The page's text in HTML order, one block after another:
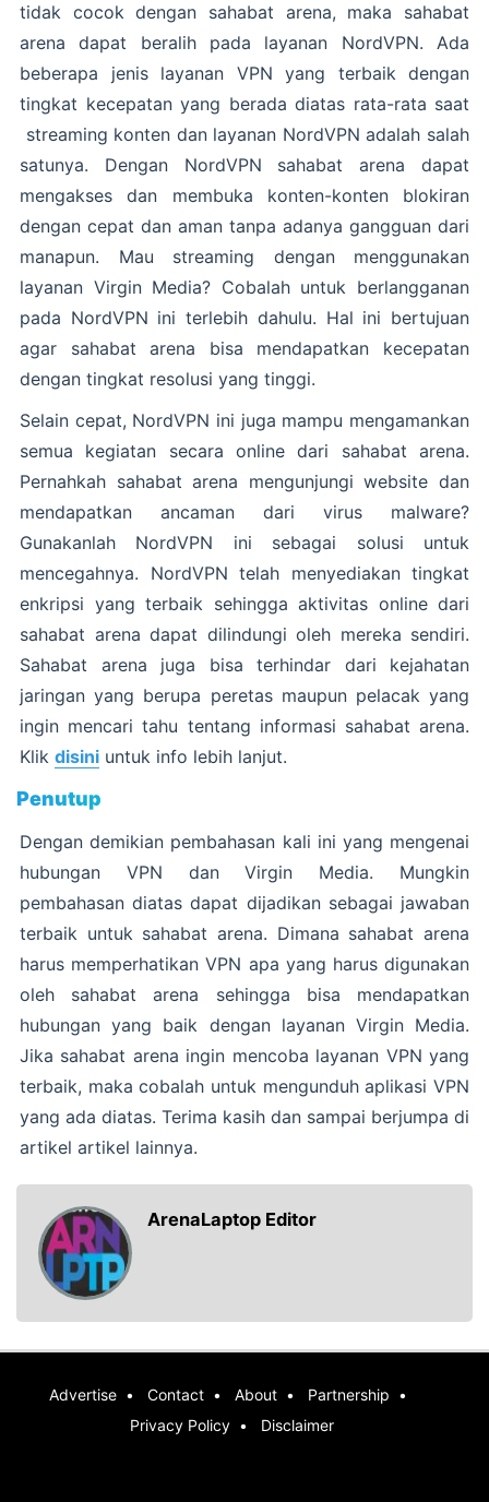
tidak cocok dengan sahabat arena, maka sahabat
arena dapat beralih pada layanan NordVPN. Ada
beberapa jenis layanan VPN yang terbaik dengan
tingkat kecepatan yang berada diatas rata-rata saat
streaming konten dan layanan NordVPN adalah salah
satunya. Dengan NordVPN sahabat arena dapat
mengakses dan membuka konten-konten blokiran
dengan cepat dan aman tanpa adanya gangguan dari
manapun. Mau streaming dengan menggunakan
layanan Virgin Media? Cobalah untuk berlangganan
pada NordVPN ini terlebih dahulu. Hal ini bertujuan
agar sahabat arena bisa mendapatkan kecepatan
dengan tingkat resolusi yang tinggi.
Selain cepat, NordVPN ini juga mampu mengamankan
semua kegiatan secara online dari sahabat arena.
Pernahkah sahabat arena mengunjungi website dan
mendapatkan ancaman dari virus malware?
Gunakanlah NordVPN ini sebagai solusi untuk
mencegahnya. NordVPN telah menyediakan tingkat
enkripsi yang terbaik sehingga aktivitas online dari
sahabat arena dapat dilindungi oleh mereka sendiri.
Sahabat arena juga bisa terhindar dari kejahatan
jaringan yang berupa peretas maupun pelacak yang
ingin mencari tahu tentang informasi sahabat arena.
Klik disini untuk info lebih lanjut.
Penutup
Dengan demikian pembahasan kali ini yang mengenai
hubungan VPN dan Virgin Media. Mungkin
pembahasan diatas dapat dijadikan sebagai jawaban
terbaik untuk sahabat arena. Dimana sahabat arena
harus memperhatikan VPN apa yang harus digunakan
oleh sahabat arena sehingga bisa mendapatkan
hubungan yang baik dengan layanan Virgin Media.
Jika sahabat arena ingin mencoba layanan VPN yang
terbaik, maka cobalah untuk mengunduh aplikasi VPN
yang ada diatas. Terima kasih dan sampai berjumpa di
artikel artikel lainnya.
ArenaLaptop Editor
Advertise Contact About
Partnership
Privacy Policy
Disclaimer